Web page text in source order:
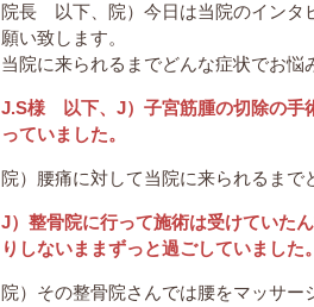
院長 以下、院）今日は当院のインタ
願い致します。
当院に来られるまでどんな症状でお悩
J.S様 以下、J）子宮筋腫の切除の手
っていました。
院）腰痛に対して当院に来られるまで
J）整骨院に行って施術は受けていた
りしないままずっと過ごしていました。
院）その整骨院さんでは腰をマッサー